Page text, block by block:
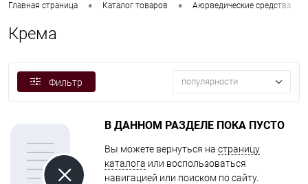
Главная страница • Каталог товаров • Аюрведические средства
Крема
Фильтр популярности
В ДАННОМ РАЗДЕЛЕ ПОКА ПУСТО
Вы можете вернуться на страницу
каталога или воспользоваться
навигацией или поиском по сайту.